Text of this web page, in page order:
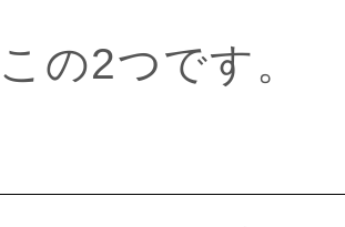
この2つです。